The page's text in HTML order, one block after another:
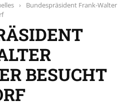
›
Bundespräsident Frank-Walter
BESUCHT